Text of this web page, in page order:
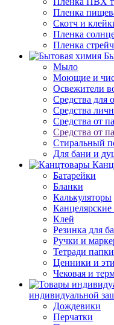
Пленка
Скотч и
Пленка
Пленка стрейч
Мыло
Моющие и
Освежители
Средства для
Средства
Средства от
Средства от
Стиральный
Для бани и
Батарейки
Бланки
Калькуляторы
Клей
Резинка для
Ручки и
Тетради
Ценники и
Чековая и
индивидуальной
Дождевики
Перчатки